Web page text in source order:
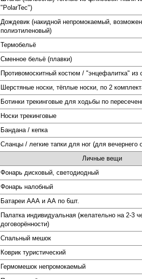
"PolarTec")
Дождевик (накидной непромокаемый,
полиэтиленовый)
Термобельё
Сменное бельё (плавки)
Противомоскитный костюм / "энцефалитка" из
Шерстяные носки, тёплые носки, по 2
Ботинки трекинговые для ходьбы по
Носки трекинговые
Бандана / кепка
Сланцы / легкие тапки для ног (для вечернего
Личные вещи
Фонарь дисковый, светодиодный
Фонарь налобный
Батареи ААА и АА по 6шт.
Палатка индивидуальная (желательно на 2-3
договорённости)
Спальный мешок
Коврик туристический
Гермомешок непромокаемый